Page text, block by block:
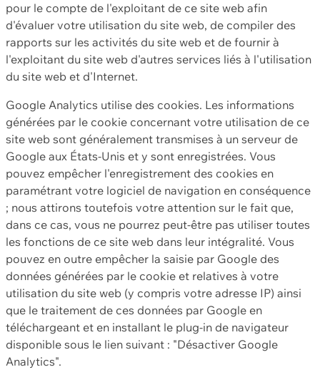
pour le compte de l'exploitant de ce site web afin
d'évaluer votre utilisation du site web, de compiler des
rapports sur les activités du site web et de fournir à
l'exploitant du site web d'autres services liés à l'utilisation
du site web et d'Internet.
Google Analytics utilise des cookies. Les informations
générées par le cookie concernant votre utilisation de ce
site web sont généralement transmises à un serveur de
Google aux États-Unis et y sont enregistrées. Vous
pouvez empêcher l'enregistrement des cookies en
paramétrant votre logiciel de navigation en conséquence
; nous attirons toutefois votre attention sur le fait que,
dans ce cas, vous ne pourrez peut-être pas utiliser toutes
les fonctions de ce site web dans leur intégralité. Vous
pouvez en outre empêcher la saisie par Google des
données générées par le cookie et relatives à votre
utilisation du site web (y compris votre adresse IP) ainsi
que le traitement de ces données par Google en
téléchargeant et en installant le plug-in de navigateur
disponible sous le lien suivant : "Désactiver Google
Analytics".